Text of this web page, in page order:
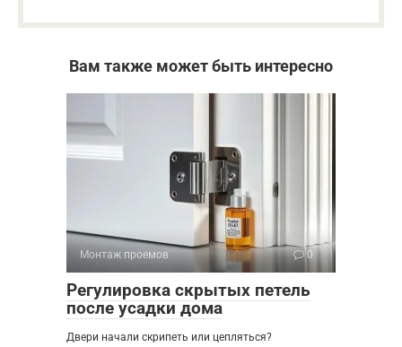
Вам также может быть интересно
Монтаж проемов 0
Регулировка скрытых петель
после усадки дома
Двери начали скрипеть или цепляться?